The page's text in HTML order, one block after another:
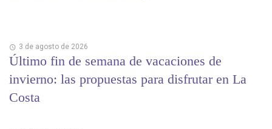
3 de agosto de 2026
Último fin de semana de vacaciones de
invierno: las propuestas para disfrutar en La
Costa